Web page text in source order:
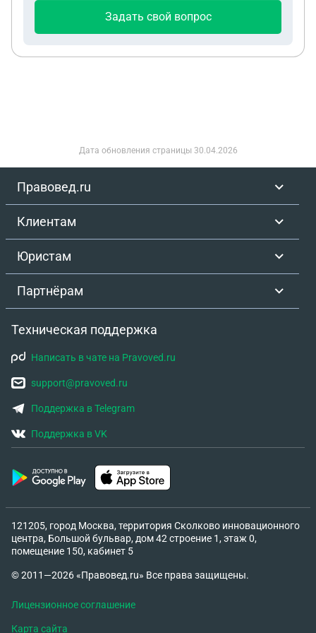
Задать свой вопрос
Дата обновления страницы 30.04.2026
Правовед.ru
Клиентам
Юристам
Партнёрам
Техническая поддержка
Написать в чате на Pravoved.ru
support@pravoved.ru
Поддержка в Telegram
Поддержка в VK
121205, город Москва, территория Сколково инновационного
центра, Большой бульвар, дом 42 строение 1, этаж 0,
помещение 150, кабинет 5
© 2011—2026 «Правовед.ru» Все права защищены.
Лицензионное соглашение
Карта сайта